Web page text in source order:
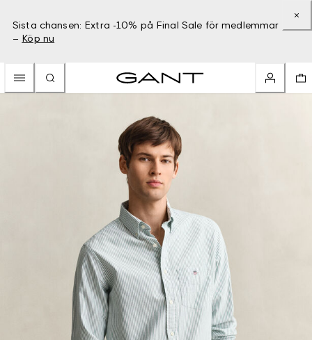
Sista chansen: Extra -10% på Final Sale för medlemmar
– Köp nu